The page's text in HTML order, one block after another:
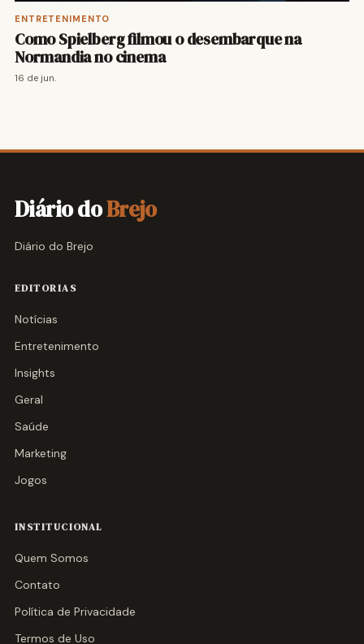
ENTRETENIMENTO
Como Spielberg filmou o desembarque na
Normandia no cinema
16 de jun.
Diário doBrejo
Diário do Brejo
EDITORIAS
Notícias
Entretenimento
Insights
Geral
Saúde
Marketing
Jogos
INSTITUCIONAL
Quem Somos
Contato
Política de Privacidade
Termos de Uso